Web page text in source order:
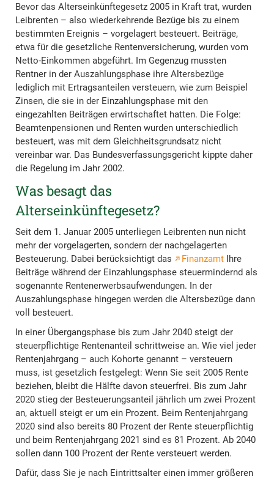
Bevor das Alterseinkünftegesetz 2005 in Kraft trat, wurden
Leibrenten – also wiederkehrende Bezüge bis zu einem
bestimmten Ereignis – vorgelagert besteuert. Beiträge,
etwa für die gesetzliche Rentenversicherung, wurden vom
Netto-Einkommen abgeführt. Im Gegenzug mussten
Rentner in der Auszahlungsphase ihre Altersbezüge
lediglich mit Ertragsanteilen versteuern, wie zum Beispiel
Zinsen, die sie in der Einzahlungsphase mit den
eingezahlten Beiträgen erwirtschaftet hatten. Die Folge:
Beamtenpensionen und Renten wurden unterschiedlich
besteuert, was mit dem Gleichheitsgrundsatz nicht
vereinbar war. Das Bundesverfassungsgericht kippte daher
die Regelung im Jahr 2002.
Was besagt das
Alterseinkünftegesetz?
Seit dem 1. Januar 2005 unterliegen Leibrenten nun nicht
mehr der vorgelagerten, sondern der nachgelagerten
Besteuerung. Dabei berücksichtigt das
Finanzamt Ihre
Beiträge während der Einzahlungsphase steuermindernd als
sogenannte Rentenerwerbsaufwendungen. In der
Auszahlungsphase hingegen werden die Altersbezüge dann
voll besteuert.
In einer Übergangsphase bis zum Jahr 2040 steigt der
steuerpflichtige Rentenanteil schrittweise an. Wie viel jeder
Rentenjahrgang – auch Kohorte genannt – versteuern
muss, ist gesetzlich festgelegt: Wenn Sie seit 2005 Rente
beziehen, bleibt die Hälfte davon steuerfrei. Bis zum Jahr
2020 stieg der Besteuerungsanteil jährlich um zwei Prozent
an, aktuell steigt er um ein Prozent. Beim Rentenjahrgang
2020 sind also bereits 80 Prozent der Rente steuerpflichtig
und beim Rentenjahrgang 2021 sind es 81 Prozent. Ab 2040
sollen dann 100 Prozent der Rente versteuert werden.
Dafür, dass Sie je nach Eintrittsalter einen immer größeren